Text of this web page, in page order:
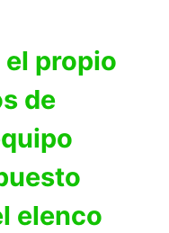
el propio
de
elenco